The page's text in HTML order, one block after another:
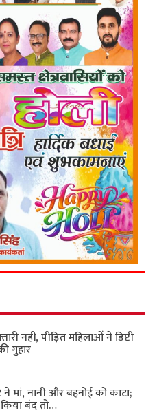
नहीं, पीड़ित महिलाओं ने डिप्टी
गुहार
नानी और बहनोई को काटा;
बंद तो…